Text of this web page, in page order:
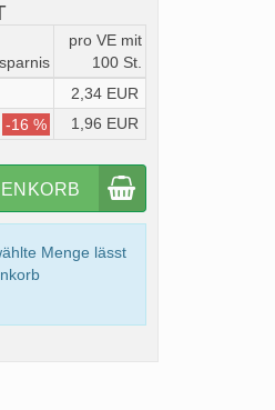
pro VE mit
100 St.
2,34 EUR
-16 % 1,96 EUR
Menge lässt